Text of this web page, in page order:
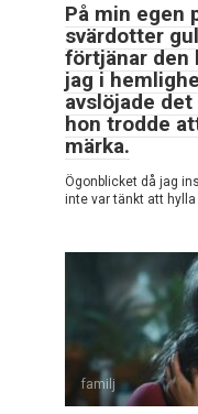
På min egen
svärdotter
förtjänar den
jag i
avslöjade
hon trodde
märka.
Ögonblicket då jag
inte var tänkt att hylla
familj